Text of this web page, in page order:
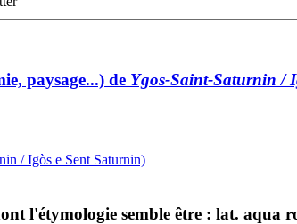
paysage...) de Ygos-Saint-Saturnin /
/ Igòs e Sent Saturnin)
l'étymologie semble être : lat.